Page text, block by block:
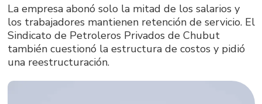
La empresa abonó solo la mitad de los salarios y
los trabajadores mantienen retención de servicio. El
Sindicato de Petroleros Privados de Chubut
también cuestionó la estructura de costos y pidió
una reestructuración.